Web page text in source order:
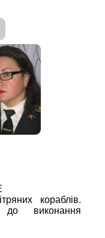
кораблів.
до виконання